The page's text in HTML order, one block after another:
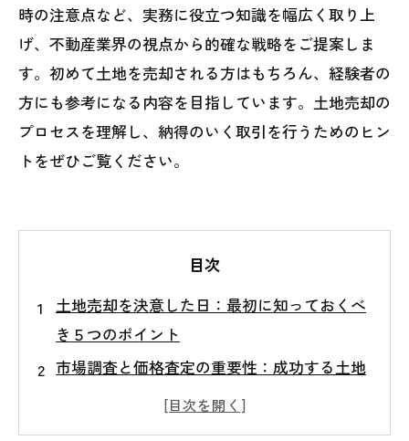
時の注意点など、実務に役立つ知識を幅広く取り上
げ、不動産業界の視点から的確な戦略をご提案しま
す。初めて土地を売却される方はもちろん、経験者の
方にも参考になる内容を目指しています。土地売却の
プロセスを理解し、納得のいく取引を行うためのヒン
トをぜひご覧ください。
目次
土地売却を決意した日：最初に知っておくべ
き５つのポイント
市場調査と価格査定の重要性：成功する土地
売却の中盤戦略とは
契約トラブルを避けるための注意点と交渉術